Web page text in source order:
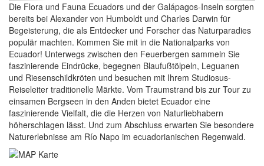
Die Flora und Fauna Ecuadors und der Galápagos-Inseln sorgten
bereits bei Alexander von Humboldt und Charles Darwin für
Begeisterung, die als Entdecker und Forscher das Naturparadies
populär machten. Kommen Sie mit in die Nationalparks von
Ecuador! Unterwegs zwischen den Feuerbergen sammeln Sie
faszinierende Eindrücke, begegnen Blaufußtölpeln, Leguanen
und Riesenschildkröten und besuchen mit Ihrem Studiosus-
Reiseleiter traditionelle Märkte. Vom Traumstrand bis zur Tour zu
einsamen Bergseen in den Anden bietet Ecuador eine
faszinierende Vielfalt, die die Herzen von Naturliebhabern
höherschlagen lässt. Und zum Abschluss erwarten Sie besondere
Naturerlebnisse am Río Napo im ecuadorianischen Regenwald.